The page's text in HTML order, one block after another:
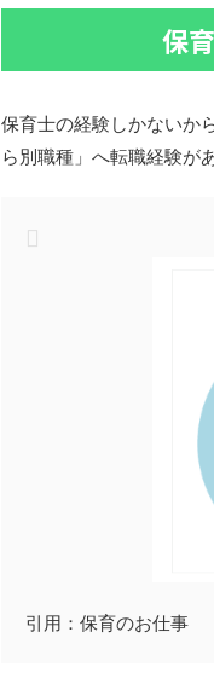
保
保育士の経験しかないか
ら別職種」へ転職経験が
引用：保育のお仕事